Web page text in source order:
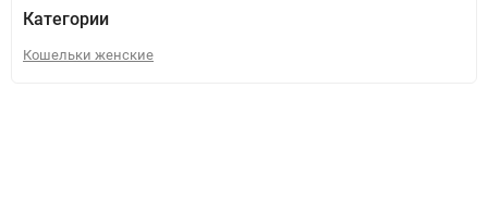
Категории
Кошельки женские